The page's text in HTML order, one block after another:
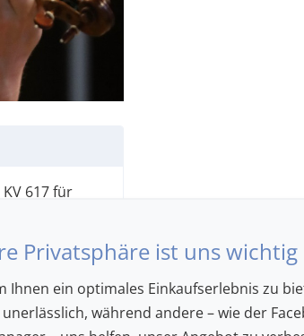
617 für
Flöte,Privatsphäre ist uns wichtig
Ihnen ein optimales Einkaufserlebnis zu
während andere – wie der